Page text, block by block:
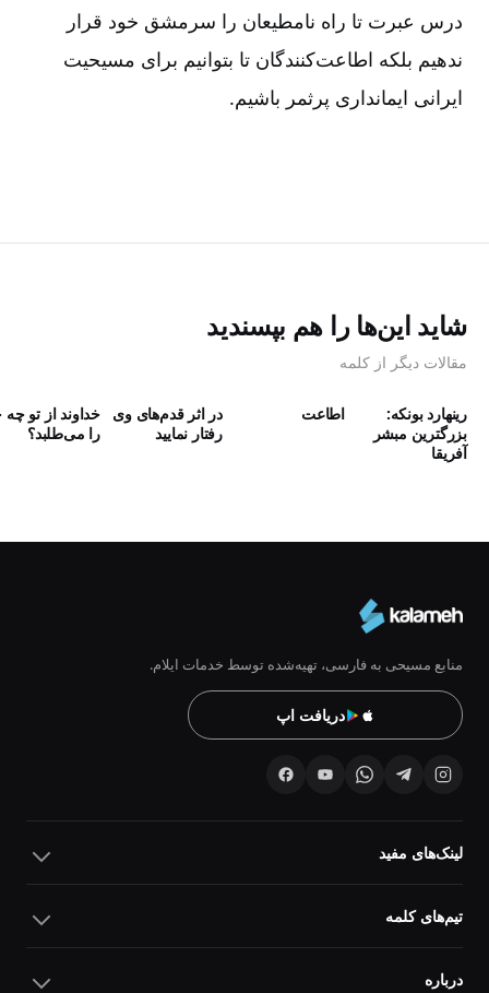
درس عبرت تا راه نامطیعان را سرمشق خود قرار
ندهیم بلکه اطاعت‌کنندگان تا بتوانیم برای مسیحیت
ایرانی ایمانداری پرثمر باشیم.
شاید این‌ها را هم بپسندید
مقالات دیگر از کلمه
رینهارد بونکه:
بزرگترین مبشر
آفریقا
اطاعت
در اثر قدم‌های وی
رفتار نمایید
خداوند از تو چه
را می‌طلبد؟
منابع مسیحی به فارسی، تهیه‌شده توسط خدمات ایلام.
دریافت اپ
لینک‌های مفید
تیم‌های کلمه
درباره